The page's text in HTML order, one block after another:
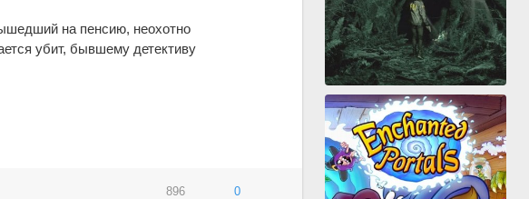
на пенсию, неохотно
убит, бывшему детективу
896 0